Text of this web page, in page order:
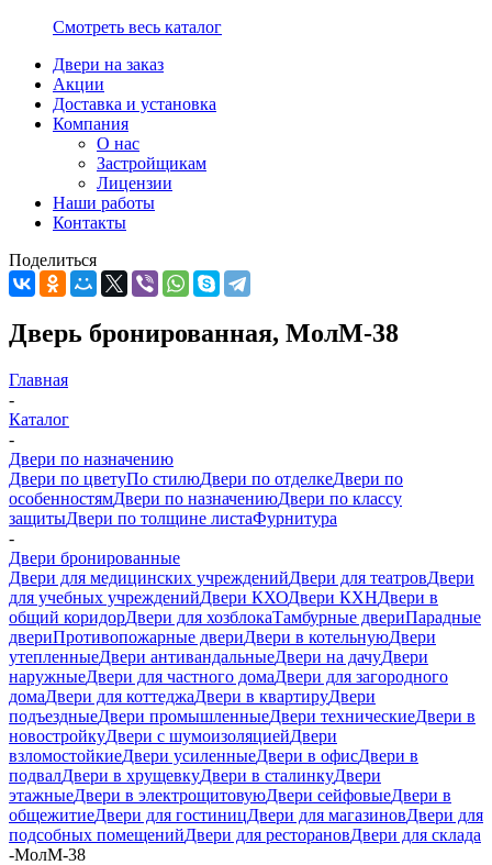
Смотреть весь каталог
Двери на заказ
Акции
Доставка и установка
Компания
О нас
Застройщикам
Лицензии
Наши работы
Контакты
Поделиться
Дверь бронированная, МолМ-38
Главная
-
Каталог
-
Двери по назначению
Двери по цветуПо стилюДвери по отделкеДвери по
особенностямДвери по назначениюДвери по классу
защитыДвери по толщине листаФурнитура
-
Двери бронированные
Двери для медицинских учрежденийДвери для театровДвери
для учебных учрежденийДвери КХОДвери КХНДвери в
общий коридорДвери для хозблокаТамбурные двериПарадные
двериПротивопожарные двериДвери в котельнуюДвери
утепленныеДвери антивандальныеДвери на дачуДвери
наружныеДвери для частного домаДвери для загородного
домаДвери для коттеджаДвери в квартируДвери
подъездныеДвери промышленныеДвери техническиеДвери в
новостройкуДвери с шумоизоляциейДвери
взломостойкиеДвери усиленныеДвери в офисДвери в
подвалДвери в хрущевкуДвери в сталинкуДвери
этажныеДвери в электрощитовуюДвери сейфовыеДвери в
общежитиеДвери для гостиницДвери для магазиновДвери для
подсобных помещенийДвери для ресторановДвери для склада
-МолМ-38